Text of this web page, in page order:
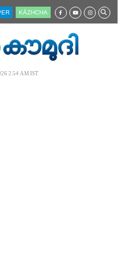
KĀZHCHA
2.54 AM IST